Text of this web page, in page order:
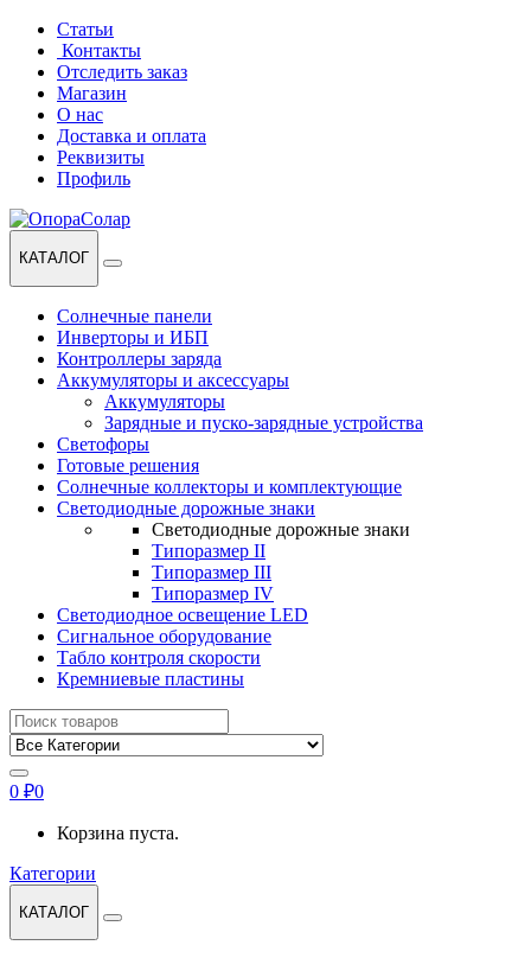
Перейти
навигации
Перейти
содержанию
Статьи
Контакты
Отследить заказ
Магазин
О нас
Доставка и оплата
Реквизиты
Профиль
КАТАЛОГ
Солнечные панели
Инверторы и ИБП
Контроллеры заряда
Аккумуляторы и аксессуары
Аккумуляторы
Зарядные и пуско-зарядные устройства
Светофоры
Готовые решения
Солнечные коллекторы и комплектующие
Светодиодные дорожные знаки
Светодиодные дорожные знаки
Типоразмер II
Типоразмер III
Типоразмер IV
Светодиодное освещение LED
Сигнальное оборудование
Табло контроля скорости
Кремниевые пластины
Найти:
0 ₽0
Корзина пуста.
Категории
КАТАЛОГ